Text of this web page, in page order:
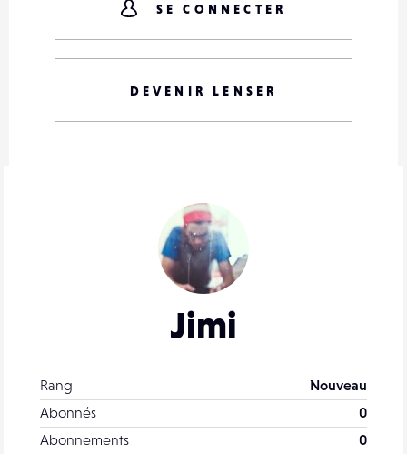
Jimi
Rang
Nouveau
Abonnés
0
Abonnements
0
SE CONNECTER
DEVENIR LENSER